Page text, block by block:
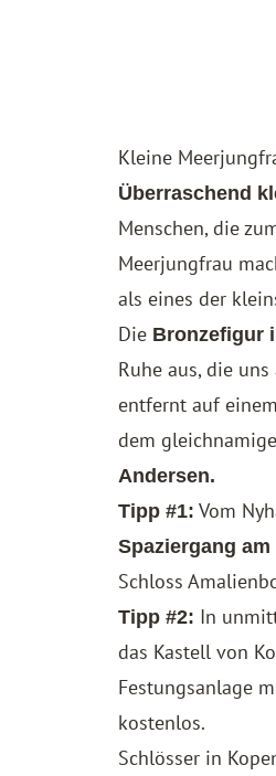
Kleine
Überraschend
Menschen, die
Meerjungfrau
als eines der
Die Bronzefigur
Ruhe aus, die
entfernt auf
dem
Andersen.
Tipp #1: Vom
Spaziergang am
Schloss
Tipp #2: In
das Kastell von
Festungsanlage
kostenlos.
Schlösser in